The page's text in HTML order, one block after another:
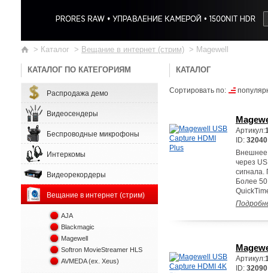
> Каталог > Вещание в интернет (стрим) > Magewell
КАТАЛОГ ПО КАТЕГОРИЯМ
Распродажа демо
Видеосендеры
Беспроводные микрофоны
Интеркомы
Видеорекордеры
Вещание в интернет (стрим)
AJA
Blackmagic
Magewell
Softron MovieStreamer HLS
AVMEDA (ex. Xeus)
КАТАЛОГ
Сортировать по:
Артикул:
ID: 32040
Внешнее
через
Более
Артикул:
ID: 32090